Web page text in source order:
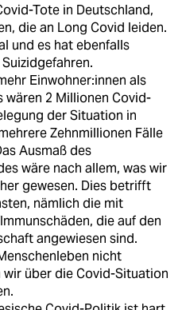
Tote in Deutschland,
die an Long Covid leiden.
und es hat ebenfalls
Einwohner:innen als
wären 2 Millionen Covid-
der Situation in
Zehnmillionen Fälle
Ausmaß des
wäre nach allem, was wir
gewesen. Dies betrifft
nämlich die mit
die auf den
angewiesen sind.
nicht
wir über die Covid-Situation